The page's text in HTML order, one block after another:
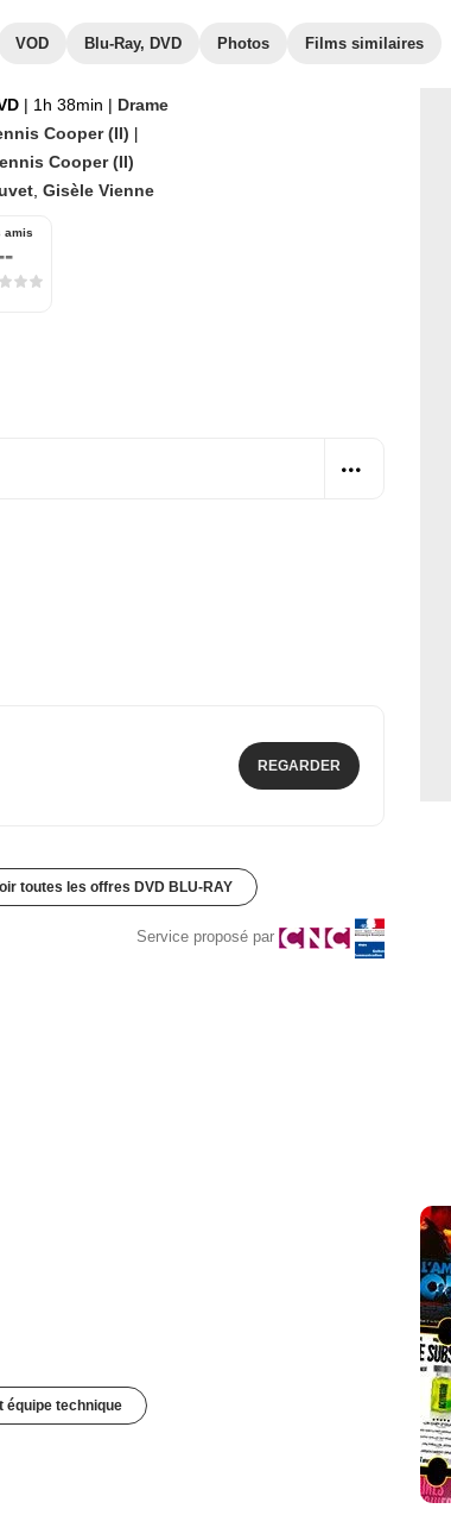
VOD Blu-Ray, DVD Photos Films similaires
| 1h 38min | Drame
Cooper (II)
Cooper (II)
Gisèle Vienne
amis
REGARDER
toutes les offres DVD BLU-RAY
Service proposé par
équipe technique